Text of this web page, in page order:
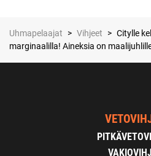
Uhmapelaajat > Vihjeet > Citylle
marginaalilla! Aineksia on